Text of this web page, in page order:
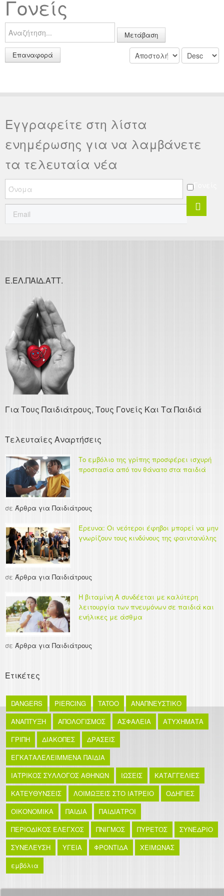
Γονείς
Μετάβαση
Επαναφορά
Εγγραφείτε στη λίστα
ενημέρωσης για να λαμβάνετε
τα τελευταία νέα
Γονείς
Ε.ΕΛ.ΠΑΙΔ.ΑΤΤ.
Για Τους Παιδιάτρους, Τους Γονείς Και Τα Παιδιά
Τελευταίες Αναρτήσεις
Το εμβόλιο της γρίπης προσφέρει ισχυρή
προστασία από τον θάνατο στα παιδιά
σε Άρθρα για Παιδιάτρους
Έρευνα: Οι νεότεροι έφηβοι μπορεί να μην
γνωρίζουν τους κινδύνους της φαιντανύλης
σε Άρθρα για Παιδιάτρους
Η βιταμίνη Α συνδέεται με καλύτερη
λειτουργία των πνευμόνων σε παιδιά και
ενήλικες με άσθμα
σε Άρθρα για Παιδιάτρους
Ετικέτες
DANGERS PIERCING TATOO
ΑΝΑΠΝΕΥΣΤΙΚΟ
ΑΝΑΠΤΥΞΗ
ΑΠΟΛΟΓΙΣΜΟΣ ΑΣΦΑΛΕΙΑ
ΑΤΥΧΗΜΑΤΑ
ΓΡΙΠΗ
ΔΙΑΚΟΠΕΣ
ΔΡΑΣΕΙΣ
ΕΓΚΑΤΑΛΕΛΕΙΜΜΕΝΑ ΠΑΙΔΙΑ
ΙΑΤΡΙΚΟΣ ΣΥΛΛΟΓΟΣ ΑΘΗΝΩΝ
ΙΩΣΕΙΣ
ΚΑΤΑΓΓΕΛΙΕΣ
ΚΑΤΕΥΘΥΝΣΕΙΣ
ΛΟΙΜΩΞΕΙΣ ΣΤΟ ΙΑΤΡΕΙΟ
ΟΔΗΓΙΕΣ
ΟΙΚΟΝΟΜΙΚΑ
ΠΑΙΔΙΑ
ΠΑΙΔΙΑΤΡΟΙ
ΠΕΡΙΟΔΙΚΟΣ ΕΛΕΓΧΟΣ
ΠΝΙΓΜΟΣ ΠΥΡΕΤΟΣ
ΣΥΝΕΔΡΙΟ
ΣΥΝΕΛΕΥΣΗ
ΥΓΕΙΑ ΦΡΟΝΤΙΔΑ
ΧΕΙΜΩΝΑΣ
εμβόλια
Ανακοινώσεις
Εργαλεία για Παιδιάτρους
Χρήσιμα Links